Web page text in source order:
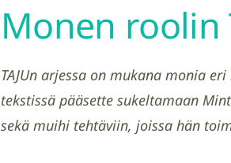
Monen roolin
TAJUn arjessa on mukana monia
tekstissä pääsette sukeltamaan
sekä muihi tehtäviin, joissa hän